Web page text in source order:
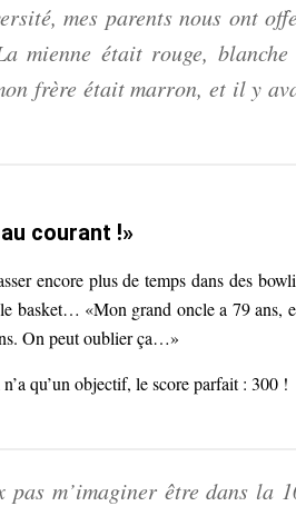
mes parents nous ont
mienne était rouge, blanche
frère était marron, et il y
courant !»
encore plus de temps dans des
le basket… «Mon grand oncle a 79 ans,
On peut oublier ça…»
qu’un objectif, le score parfait : 300 !
pas m’imaginer être dans la